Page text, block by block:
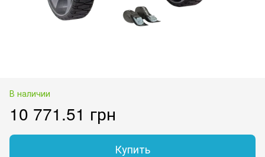
В наличии
10 771.51 грн
Купить